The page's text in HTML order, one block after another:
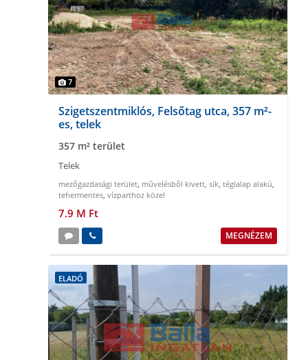
7
Szigetszentmiklós, Felsőtag utca, 357 m²-
es, telek
357 m² terület
Telek
mezőgazdasági terület, művelésből kivett, sík, téglalap alakú,
tehermentes, vízparthoz közel
7.9 M Ft
MEGNÉZEM
ELADÓ